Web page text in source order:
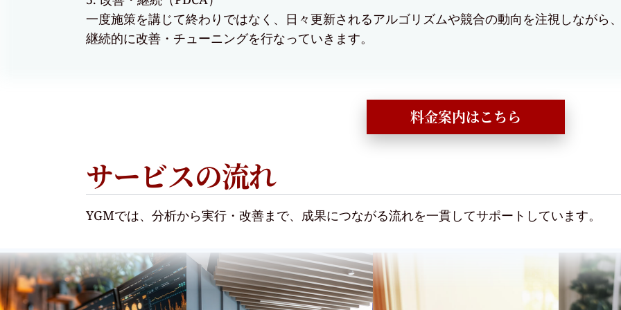
一度施策を講じて終わりではなく、日々更新されるアルゴリズムや競合の動向を注視しながら
継続的に改善・チューニングを行なっていきます。
料金案内はこちら
サービスの流れ
YGMでは、分析から実行・改善まで、成果につながる流れを一貫してサポートしています。